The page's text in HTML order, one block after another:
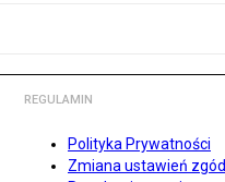
REGULAMIN
Polityka Prywatności
Zmiana ustawień zgód